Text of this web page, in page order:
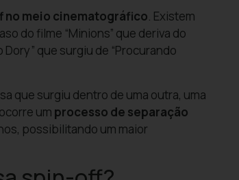
no meio cinematográfico. Existem
do filme “Minions” que deriva do
Dory” que surgiu de “Procurando
que surgiu dentro de uma outra, uma
um processo de separação
possibilitando um maior